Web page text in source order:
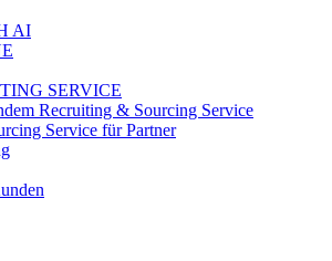
AI
SERVICE
Recruiting & Sourcing Service
Service für Partner